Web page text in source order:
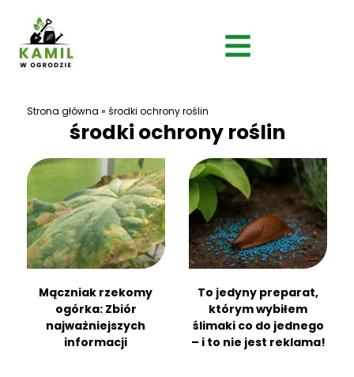
Strona główna » środki ochrony roślin
środki ochrony roślin
Mączniak rzekomy
ogórka: Zbiór
najważniejszych
informacji
To jedyny preparat,
którym wybiłem
ślimaki co do jednego
– i to nie jest reklama!